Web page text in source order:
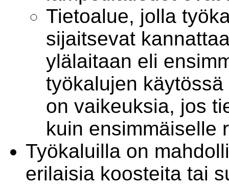
Tietoalue, jolla
sijaitsevat
ylälaitaan eli
työkalujen
on vaikeuksia, jos
kuin ensimmäiselle
Työkaluilla on
erilaisia koosteita tai